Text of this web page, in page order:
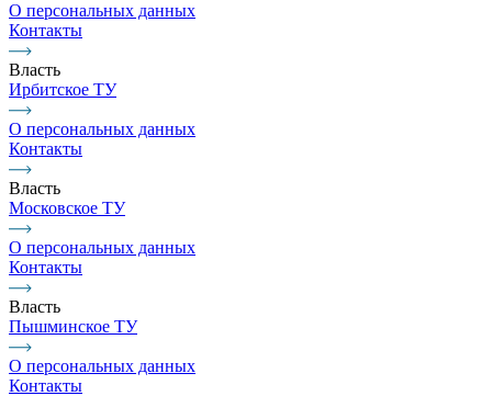
О персональных данных
Контакты
Власть
Ирбитское ТУ
О персональных данных
Контакты
Власть
Московское ТУ
О персональных данных
Контакты
Власть
Пышминское ТУ
О персональных данных
Контакты